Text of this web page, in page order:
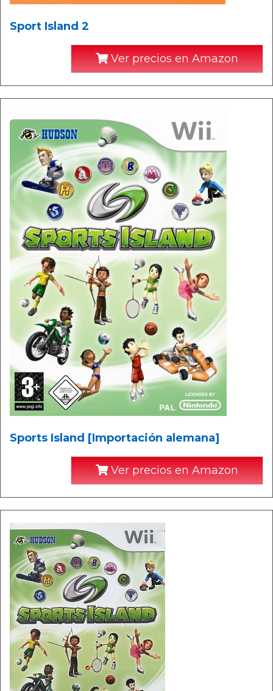
Sport Island 2
Ver precios en Amazon
Sports Island [Importación alemana]
Ver precios en Amazon